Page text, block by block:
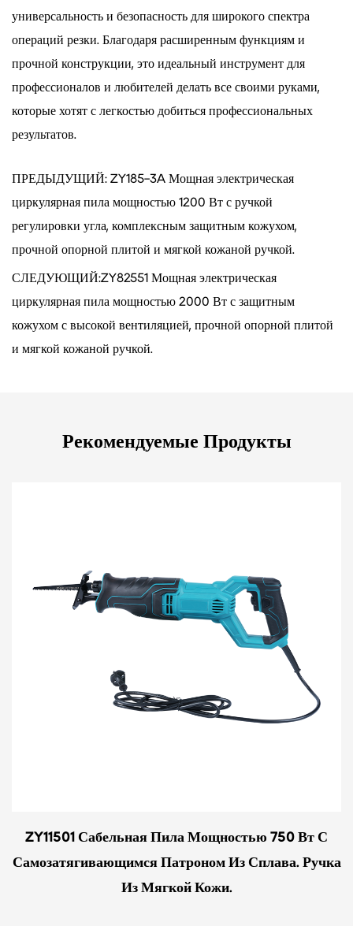
универсальность и безопасность для широкого спектра
операций резки. Благодаря расширенным функциям и
прочной конструкции, это идеальный инструмент для
профессионалов и любителей делать все своими руками,
которые хотят с легкостью добиться профессиональных
результатов.
ПРЕДЫДУЩИЙ: ZY185-3A Мощная электрическая
циркулярная пила мощностью 1200 Вт с ручкой
регулировки угла, комплексным защитным кожухом,
прочной опорной плитой и мягкой кожаной ручкой.
СЛЕДУЮЩИЙ:ZY82551 Мощная электрическая
циркулярная пила мощностью 2000 Вт с защитным
кожухом с высокой вентиляцией, прочной опорной плитой
и мягкой кожаной ручкой.
Рекомендуемые Продукты
ZY11501 Сабельная Пила Мощностью 750 Вт С
Самозатягивающимся Патроном Из Сплава. Ручка
Из Мягкой Кожи.